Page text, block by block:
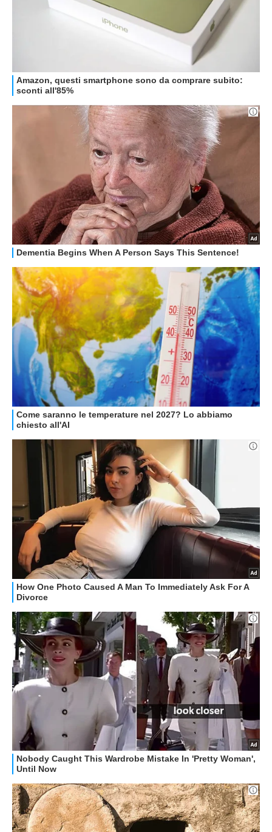
GUIDE ALL'ACQUISTO